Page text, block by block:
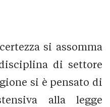
si assomma
di settore
si è pensato di
alla legge